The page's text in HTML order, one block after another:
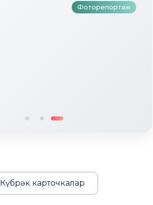
Фоторепортаж
Күбрәк карточкалар